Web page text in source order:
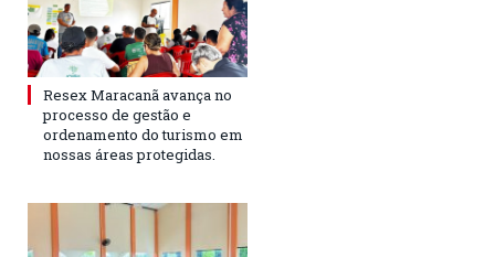
Resex Maracanã avança no
processo de gestão e
ordenamento do turismo em
nossas áreas protegidas.